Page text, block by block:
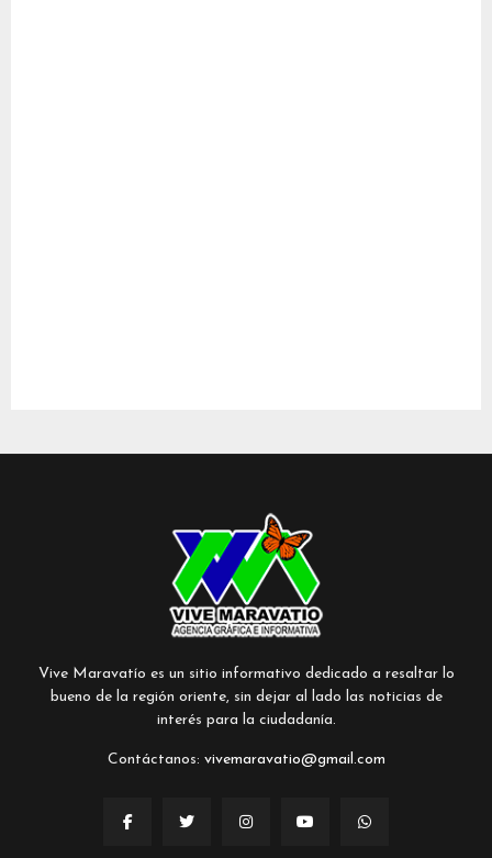
Vive Maravatío es un sitio informativo dedicado a resaltar lo
bueno de la región oriente, sin dejar al lado las noticias de
interés para la ciudadanía.
Contáctanos: vivemaravatio@gmail.com